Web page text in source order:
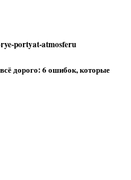
дорого: 6 ошибок, которые